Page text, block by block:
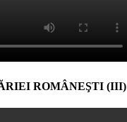
ROMÂNEŞTI (III)